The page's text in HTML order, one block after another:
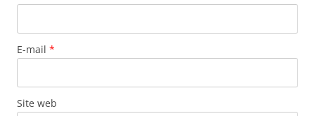
E-mail *
Site web